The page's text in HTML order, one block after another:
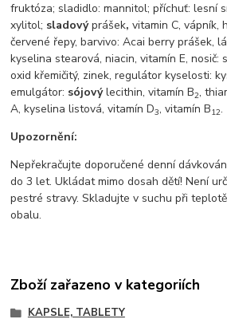
fruktóza; sladidlo: mannitol; příchuť: lesní
xylitol; sladový prášek, vitamin C, vápník,
červené řepy, barvivo: Acai berry prášek,
kyselina stearová, niacin, vitamín E, nosič:
oxid křemičitý, zinek, regulátor kyselosti:
emulgátor: sójovýlecithin, vitamín B2,
A, kyselina listová, vitamín D3, vitamín B12.
Upozornění:
Nepřekračujte doporučené denní
do 3 let. Ukládat mimo dosah dětí! Není
pestré stravy. Skladujte v suchu při
obalu.
Zboží zařazeno v kategoriích
KAPSLE, TABLETY